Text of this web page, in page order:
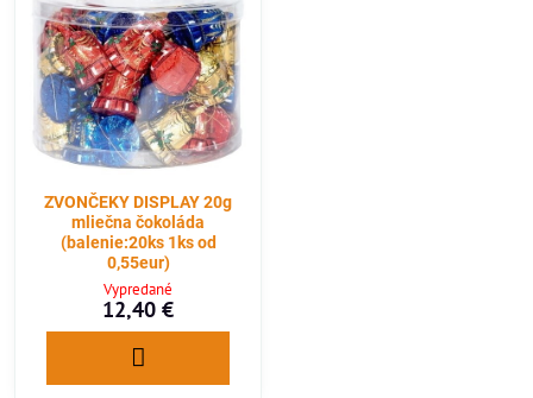
ZVONČEKY DISPLAY 20g
mliečna čokoláda
(balenie:20ks 1ks od
0,55eur)
Vypredané
12,40 €